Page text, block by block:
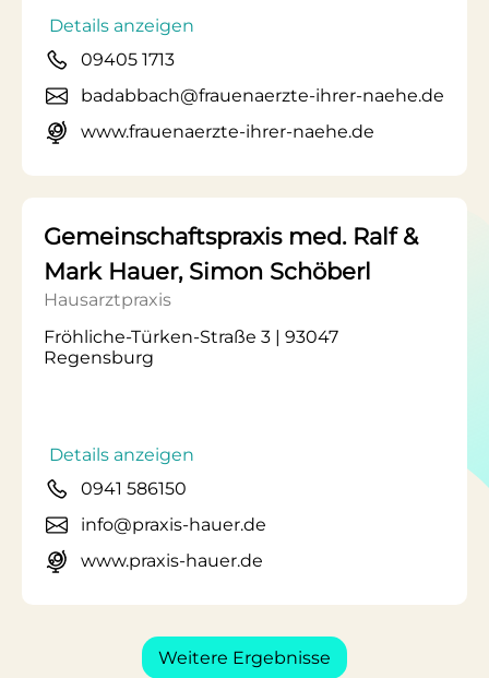
Details anzeigen
09405 1713
badabbach@frauenaerzte-ihrer-naehe.de
www.frauenaerzte-ihrer-naehe.de
Gemeinschaftspraxis med. Ralf &
Mark Hauer, Simon Schöberl
Hausarztpraxis
Fröhliche-Türken-Straße 3 | 93047
Regensburg
Details anzeigen
0941 586150
info@praxis-hauer.de
www.praxis-hauer.de
Weitere Ergebnisse